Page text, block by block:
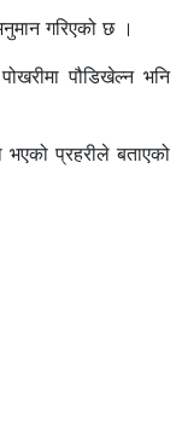
गरिएको छ ।
पौडिखेल्न भनि
प्रहरीले बताएको